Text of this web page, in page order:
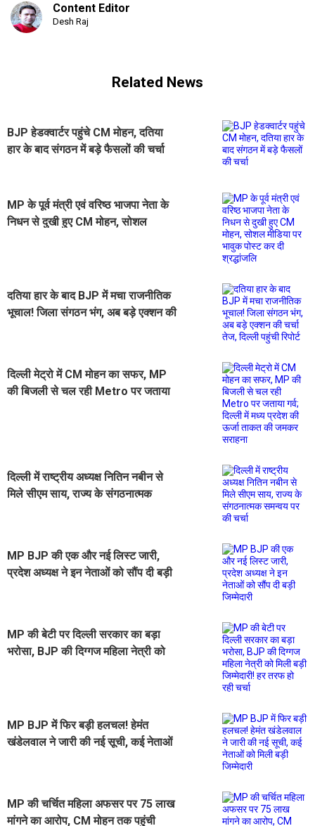
Content Editor
Desh Raj
Related News
BJP हेडक्वार्टर पहुंचे CM मोहन, दतिया
हार के बाद संगठन में बड़े फैसलों की चर्चा
MP के पूर्व मंत्री एवं वरिष्ठ भाजपा नेता के
निधन से दुखी हुए CM मोहन, सोशल
दतिया हार के बाद BJP में मचा राजनीतिक
भूचाल! जिला संगठन भंग, अब बड़े एक्शन की
दिल्ली मेट्रो में CM मोहन का सफर, MP
की बिजली से चल रही Metro पर जताया
दिल्ली में राष्ट्रीय अध्यक्ष नितिन नबीन से
मिले सीएम साय, राज्य के संगठनात्मक
MP BJP की एक और नई लिस्ट जारी,
प्रदेश अध्यक्ष ने इन नेताओं को सौंप दी बड़ी
MP की बेटी पर दिल्ली सरकार का बड़ा
भरोसा, BJP की दिग्गज महिला नेत्री को
MP BJP में फिर बड़ी हलचल! हेमंत
खंडेलवाल ने जारी की नई सूची, कई नेताओं
MP की चर्चित महिला अफसर पर 75 लाख
मांगने का आरोप, CM मोहन तक पहुंची